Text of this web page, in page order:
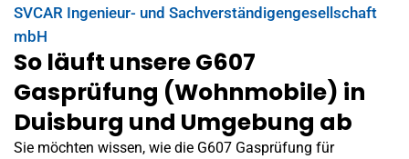
SVCAR Ingenieur- und Sachverständigengesellschaft
mbH
So läuft unsere G607
Gasprüfung (Wohnmobile) in
Duisburg und Umgebung ab
Sie möchten wissen, wie die G607 Gasprüfung für